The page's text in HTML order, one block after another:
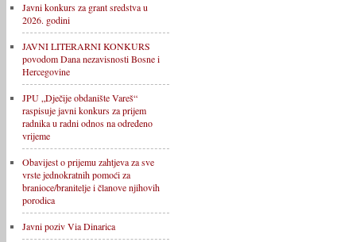
Javni konkurs za grant sredstva u
2026. godini
JAVNI LITERARNI KONKURS
povodom Dana nezavisnosti Bosne i
Hercegovine
JPU „Dječije obdanište Vareš“
raspisuje javni konkurs za prijem
radnika u radni odnos na određeno
vrijeme
Obavijest o prijemu zahtjeva za sve
vrste jednokratnih pomoći za
branioce/branitelje i članove njihovih
porodica
Javni poziv Via Dinarica